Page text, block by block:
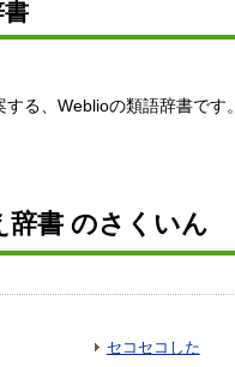
る、Weblioの類語辞書です。
辞書 のさくいん
セコセコした